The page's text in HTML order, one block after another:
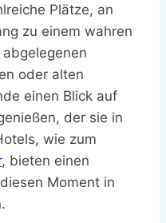
Plätze, an
zu einem wahren
oder alten
einen Blick auf
der sie in
wie zum
, bieten einen
Moment in